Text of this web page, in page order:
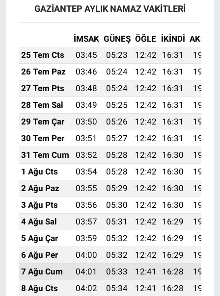
GAZİANTEP AYLIK NAMAZ VAKITLERI
İMSAK GÜNEŞ ÖĞLE İKINDI AKŞAM
25 Tem Cts
03:45 05:23 12:42 16:31
19:51
26 Tem Paz
03:46 05:24 12:42 16:31
19:51
27 Tem Pts
03:48 05:24 12:42 16:31
19:50
28 Tem Sal
03:49 05:25 12:42 16:31
19:49
29 Tem Çar
03:50 05:26 12:42 16:31
19:48
30 Tem Per
03:51 05:27 12:42 16:31
19:47
31 Tem Cum
03:52 05:28 12:42 16:30
19:46
1 Ağu Cts
03:54 05:28 12:42 16:30
19:46
2 Ağu Paz
03:55 05:29 12:42 16:30
19:45
3 Ağu Pts
03:56 05:30 12:42 16:30
19:44
4 Ağu Sal
03:57 05:31 12:42 16:29
19:43
5 Ağu Çar
03:59 05:32 12:42 16:29
19:42
6 Ağu Per
04:00 05:32 12:42 16:29
19:41
7 Ağu Cum
04:01 05:33 12:41 16:28
19:39
8 Ağu Cts
04:02 05:34 12:41 16:28
19:38